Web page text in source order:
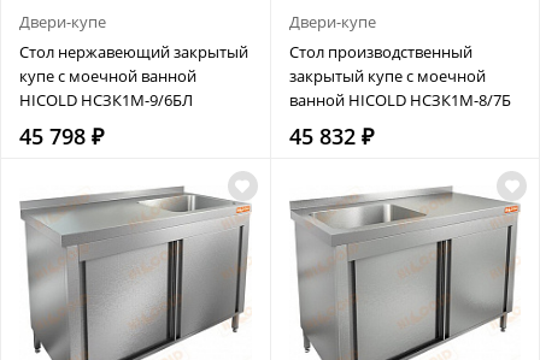
Двери-купе
Стол нержавеющий закрытый
купе с моечной ванной
HICOLD НСЗК1М-9/6БЛ
45 798 ₽
Двери-купе
Стол производственный
закрытый купе с моечной
ванной HICOLD НСЗК1М-8/7Б
45 832 ₽